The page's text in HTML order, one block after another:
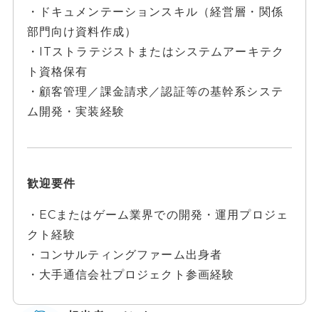
・ドキュメンテーションスキル（経営層・関係
部門向け資料作成）
・ITストラテジストまたはシステムアーキテク
ト資格保有
・顧客管理／課金請求／認証等の基幹系システ
ム開発・実装経験
歓迎要件
・ECまたはゲーム業界での開発・運用プロジェ
クト経験
・コンサルティングファーム出身者
・大手通信会社プロジェクト参画経験